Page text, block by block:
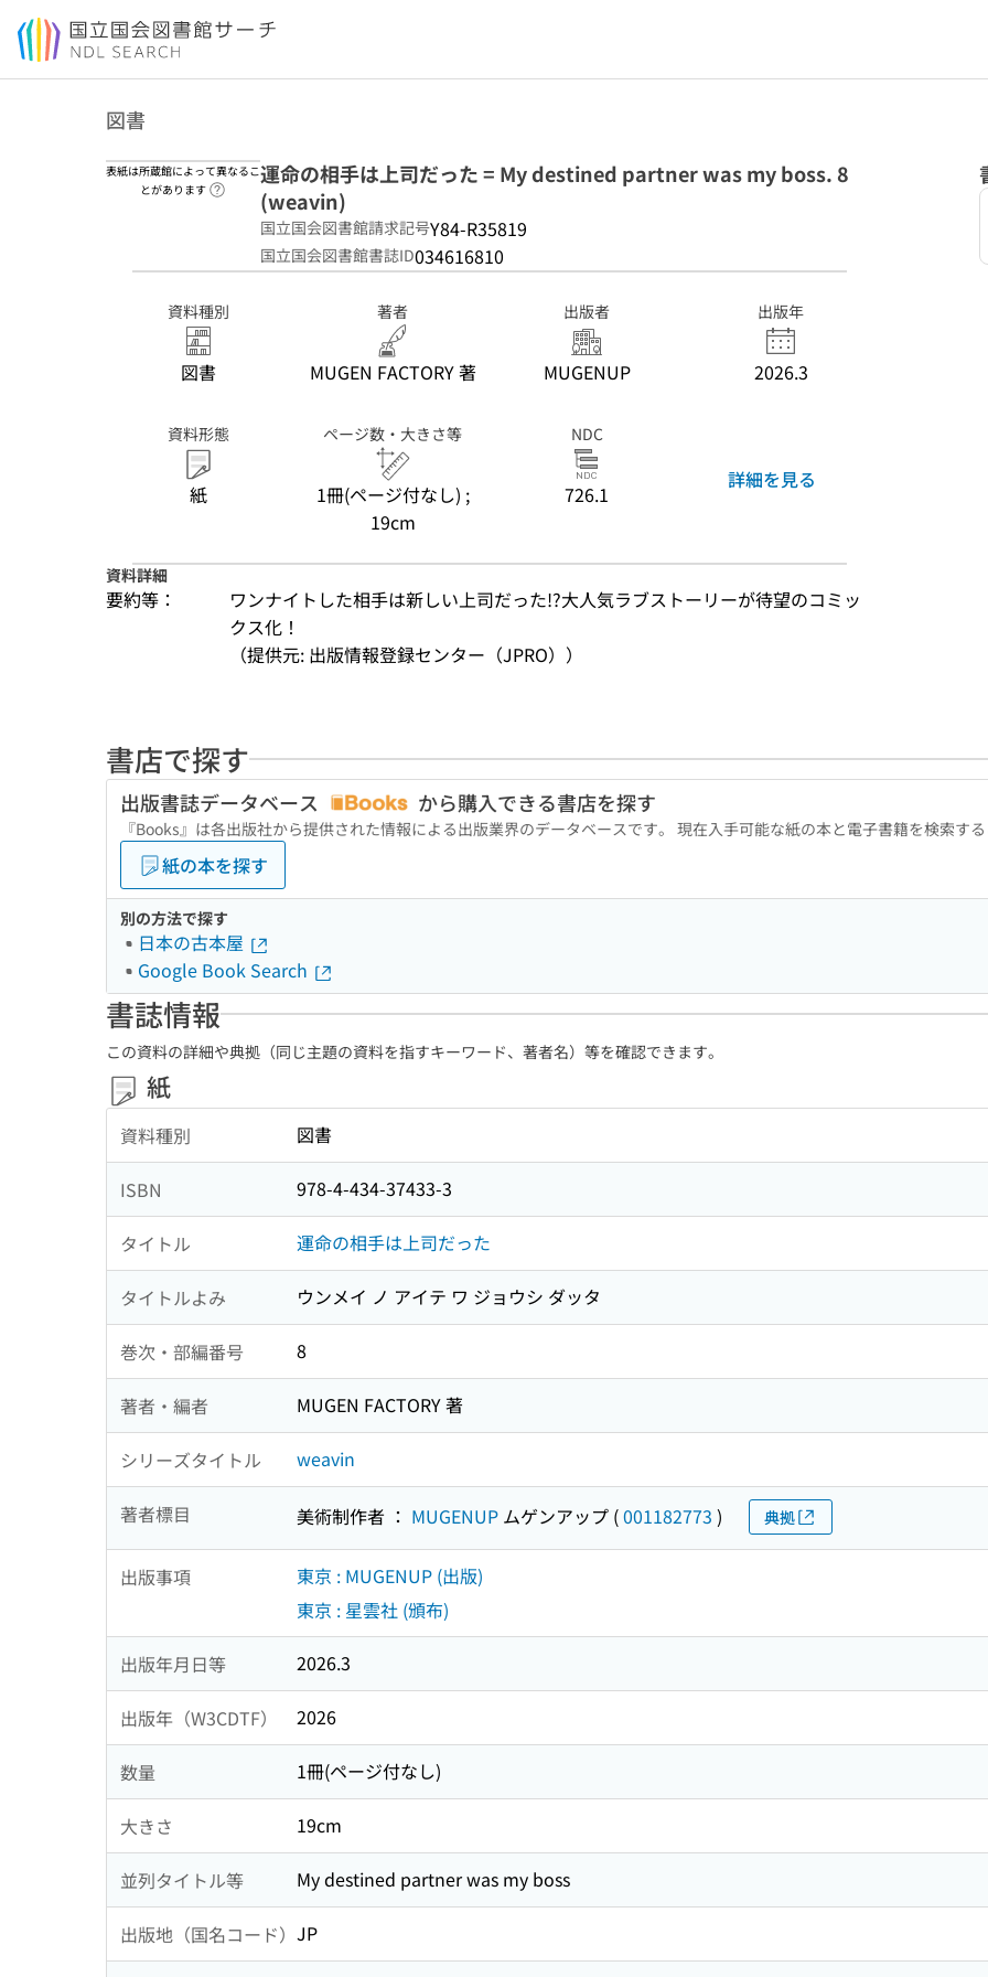
本文へ移動
図書
表紙は所蔵館によって異なるこ
とがあります
ヘルプページへのリンク
運命の相手は上司だった = My destined partner was my boss. 8
(weavin)
国立国会図書館請求記号Y84-R35819
国立国会図書館書誌ID034616810
資料種別
図書
著者
MUGEN FACTORY 著
出版者
MUGENUP
出版年
2026.3
資料形態
紙
ページ数・大きさ等
1冊(ページ付なし) ;
19cm
NDC
726.1
詳細を見る
資料詳細
要約等：
ワンナイトした相手は新しい上司だった!?大人気ラブストーリーが待望のコミッ
クス化！
（提供元: 出版情報登録センター（JPRO））
書店で探す
出版書誌データベース から購入できる書店を探す
『Books』は各出版社から提供された情報による出版業界のデータベースです。 現在入手可能な紙の本と電子書籍を検索する
紙の本を探す
別の方法で探す
日本の古本屋
Google Book Search
書誌情報
この資料の詳細や典拠（同じ主題の資料を指すキーワード、著者名）等を確認できます。
紙
資料種別 図書
ISBN 978-4-434-37433-3
タイトル 運命の相手は上司だった
タイトルよみ ウンメイ ノ アイテ ワ ジョウシ ダッタ
巻次・部編番号 8
著者・編者 MUGEN FACTORY 著
シリーズタイトル weavin
著者標目 美術制作者 ： MUGENUP ムゲンアップ (001182773 ) 典拠
出版事項
東京 : MUGENUP (出版)
東京 : 星雲社 (頒布)
出版年月日等 2026.3
出版年（W3CDTF） 2026
数量 1冊(ページ付なし)
大きさ 19cm
並列タイトル等 My destined partner was my boss
出版地（国名コード） JP